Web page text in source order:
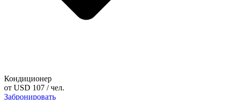
Кондиционер
от USD 107 / чел.
Забронировать